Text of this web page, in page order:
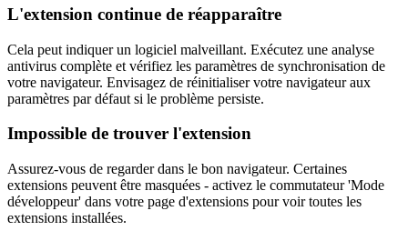
L'extension continue de réapparaître
Cela peut indiquer un logiciel malveillant. Exécutez une analyse
antivirus complète et vérifiez les paramètres de synchronisation de
votre navigateur. Envisagez de réinitialiser votre navigateur aux
paramètres par défaut si le problème persiste.
Impossible de trouver l'extension
Assurez-vous de regarder dans le bon navigateur. Certaines
extensions peuvent être masquées - activez le commutateur 'Mode
développeur' dans votre page d'extensions pour voir toutes les
extensions installées.